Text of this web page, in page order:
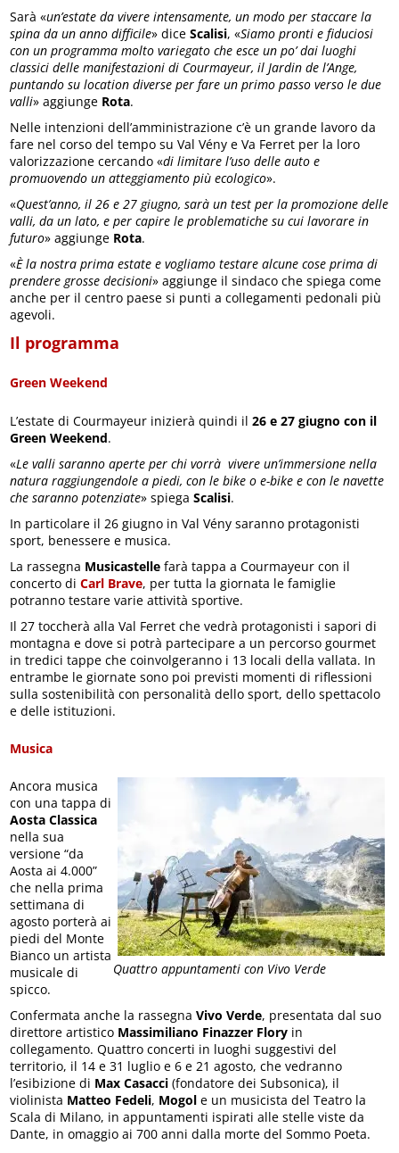
Sarà «un’estate da vivere intensamente, un modo per staccare la
spina da un anno difficile» diceScalisi, «Siamo pronti e fiduciosi
con un programma molto variegato che esce un po’ dai luoghi
classici delle manifestazioni di Courmayeur, il Jardin de l’Ange,
puntando su location diverse per fare un primo passo verso le due
valli» aggiunge Rota.
Nelle intenzioni dell’amministrazione c’è un grande lavoro da
fare nel corso del tempo su Val Vény e Va Ferret per la loro
valorizzazione cercando «di limitare l’uso delle auto e
promuovendo un atteggiamento più ecologico».
«Quest’anno, il 26 e 27 giugno, sarà un test per la promozione delle
valli, da un lato, e per capire le problematiche su cui lavorare in
futuro» aggiunge Rota.
«È la nostra prima estate e vogliamo testare alcune cose prima di
prendere grosse decisioni» aggiunge il sindaco che spiega come
anche per il centro paese si punti a collegamenti pedonali più
agevoli.
Il programma
Green Weekend
L’estate di Courmayeur inizierà quindi il26 e 27 giugno con il
Green Weekend.
«Le valli saranno aperte per chi vorrà vivere un’immersione nella
natura raggiungendole a piedi, con le bike o e-bike e con le navette
che saranno potenziate» spiegaScalisi.
In particolare il 26 giugno in Val Vény saranno protagonisti
sport, benessere e musica.
La rassegna Musicastelle farà tappa a Courmayeur con il
concerto diCarl Brave, per tutta la giornata le famiglie
potranno testare varie attività sportive.
Il 27 toccherà alla Val Ferret che vedrà protagonisti i sapori di
montagna e dove si potrà partecipare a un percorso gourmet
in tredici tappe che coinvolgeranno i 13 locali della vallata. In
entrambe le giornate sono poi previsti momenti di riflessioni
sulla sostenibilità con personalità dello sport, dello spettacolo
e delle istituzioni.
Musica
Quattro appuntamenti con Vivo Verde
Ancora musica
con una tappa di
Aosta Classica
nella sua
versione “da
Aosta ai 4.000”
che nella prima
settimana di
agosto porterà ai
piedi del Monte
Bianco un artista
musicale di
spicco.
Confermata anche la rassegnaVivo Verde, presentata dal suo
direttore artistico Massimiliano Finazzer Flory in
collegamento. Quattro concerti in luoghi suggestivi del
territorio, il 14 e 31 luglio e 6 e 21 agosto, che vedranno
l’esibizione di Max Casacci (fondatore dei Subsonica), il
violinista Matteo Fedeli, Mogol e un musicista del Teatro la
Scala di Milano, in appuntamenti ispirati alle stelle viste da
Dante, in omaggio ai 700 anni dalla morte del Sommo Poeta.